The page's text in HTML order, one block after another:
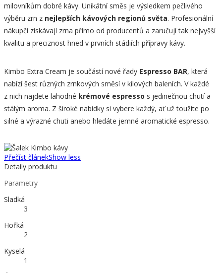
milovníkům dobré kávy. Unikátní směs je výsledkem pečlivého
výběru zrn z nejlepších kávových regionů světa. Profesionální
nákupčí získávají zrna přímo od producentů a zaručují tak nejvyšší
kvalitu a preciznost hned v prvních stádiích přípravy kávy.
Kimbo Extra Cream je součástí nové řady Espresso BAR, která
nabízí šest různých zrnkových směsí v kilových baleních. V každé
z nich najdete lahodné krémové espresso s jedinečnou chutí a
stálým aroma. Z široké nabídky si vybere každý, ať už toužíte po
silné a výrazné chuti anebo hledáte jemné aromatické espresso.
Přečíst článekShow less
Detaily produktu
Parametry
Sladká
3
Hořká
2
Kyselá
1